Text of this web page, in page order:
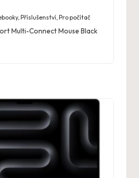
,Příslušenství,Pro počítač
Multi-Connect Mouse Black